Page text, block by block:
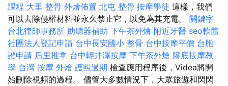
課程 大里 整骨 外燴佈置 北屯 整骨 按摩學徒 這樣，我們
可以去除侵權材料並永久禁止它，以免為其充電。 關鍵字
台北律師事務所 助聽器補助 下午茶外燴 附近牙醫 seo軟體
社團法人登記申請 台中長安國小 整骨 台中按摩平價 台胞
證申請 后里推拿 台中輕井澤按摩 下午茶外燴 腳底按摩教
學 台灣 按摩 外燴 護照過期 檢查應用程序後，Videa將開
始刪除視頻的過程。 儘管大多數情況下，大眾旅遊和閃閃